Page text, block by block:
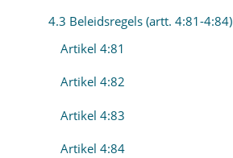
4.3 Beleidsregels (artt. 4:81-4:84)
Artikel 4:81
Artikel 4:82
Artikel 4:83
Artikel 4:84